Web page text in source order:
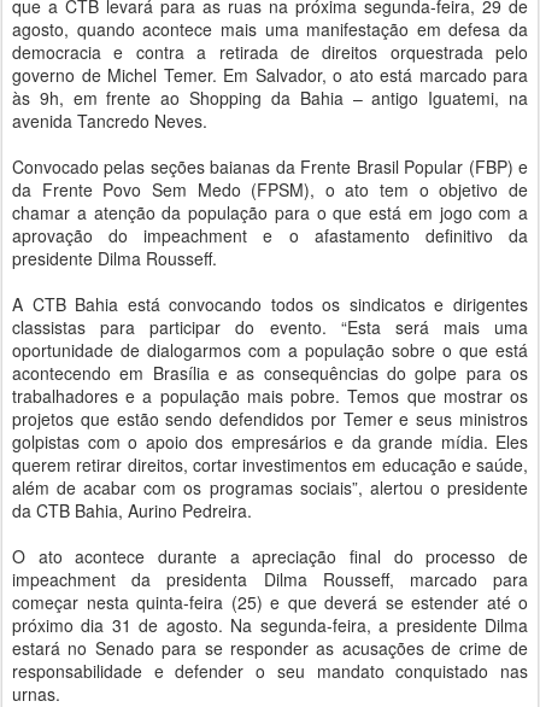
que a CTB levará para as ruas na próxima segunda-feira, 29 de
agosto, quando acontece mais uma manifestação em defesa da
democracia e contra a retirada de direitos orquestrada pelo
governo de Michel Temer. Em Salvador, o ato está marcado para
às 9h, em frente ao Shopping da Bahia – antigo Iguatemi, na
avenida Tancredo Neves.
Convocado pelas seções baianas da Frente Brasil Popular (FBP) e
da Frente Povo Sem Medo (FPSM), o ato tem o objetivo de
chamar a atenção da população para o que está em jogo com a
aprovação do impeachment e o afastamento definitivo da
presidente Dilma Rousseff.
A CTB Bahia está convocando todos os sindicatos e dirigentes
classistas para participar do evento. “Esta será mais uma
oportunidade de dialogarmos com a população sobre o que está
acontecendo em Brasília e as consequências do golpe para os
trabalhadores e a população mais pobre. Temos que mostrar os
projetos que estão sendo defendidos por Temer e seus ministros
golpistas com o apoio dos empresários e da grande mídia. Eles
querem retirar direitos, cortar investimentos em educação e saúde,
além de acabar com os programas sociais”, alertou o presidente
da CTB Bahia, Aurino Pedreira.
O ato acontece durante a apreciação final do processo de
impeachment da presidenta Dilma Rousseff, marcado para
começar nesta quinta-feira (25) e que deverá se estender até o
próximo dia 31 de agosto. Na segunda-feira, a presidente Dilma
estará no Senado para se responder as acusações de crime de
responsabilidade e defender o seu mandato conquistado nas
urnas.